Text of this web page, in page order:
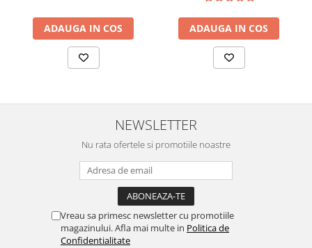
ADAUGA IN COS ADAUGA IN COS
NEWSLETTER
Nu rata ofertele si promotiile noastre
Vreau sa primesc newsletter cu promotiile
magazinului. Afla mai multe in Politica de
Confidentialitate